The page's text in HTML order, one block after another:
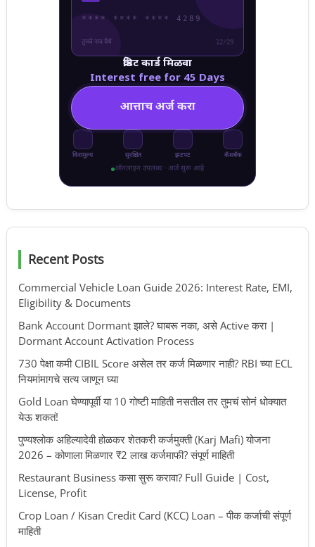
**** **** **** 4289
तुमचे नाव येथे 12/29
क्रेडिट कार्ड मिळवा
Interest free for 45 Days
आत्ताच अर्ज करा
विनामूल्य सुरक्षित झटपट कॅशबॅक
ऑनलाइन उपलब्ध · अर्ज सुरू आहे
Recent Posts
Commercial Vehicle Loan Guide 2026: Interest Rate, EMI,
Eligibility & Documents
Bank Account Dormant झाले? घाबरू नका, असे Active करा |
Dormant Account Activation Process
730 पेक्षा कमी CIBIL Score असेल तर कर्ज मिळणार नाही? RBI च्या ECL
नियमांमागचे सत्य जाणून घ्या
Gold Loan घेण्यापूर्वी या 10 गोष्टी माहिती नसतील तर तुमचं सोनं धोक्यात
येऊ शकतं!
पुण्यश्लोक अहिल्यादेवी होळकर शेतकरी कर्जमुक्ती (Karj Mafi) योजना
2026 – कोणाला मिळणार ₹2 लाख कर्जमाफी? संपूर्ण माहिती
Restaurant Business कसा सुरू करावा? Full Guide | Cost,
License, Profit
Crop Loan / Kisan Credit Card (KCC) Loan – पीक कर्जाची संपूर्ण
माहिती